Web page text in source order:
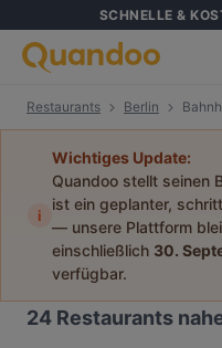
SCHNELLE &
Restaurants Berlin
i
Wichtiges Update:
Quandoo stellt seinen
ist ein geplanter,
— unsere Plattform
einschließlich 30.
verfügbar.
24 Restaurants